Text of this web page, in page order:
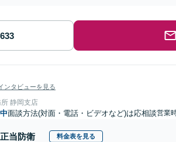
ンタビューを見る
静岡支店
面談方法(対面・電話・ビデオなど)は応相談営業
当防衛 料金表を見る